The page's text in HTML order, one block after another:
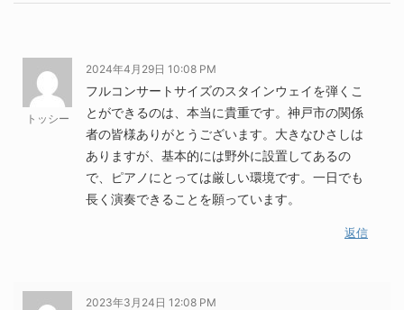
トッシー
2024年4月29日 10:08 PM
フルコンサートサイズのスタインウェイを弾くこ
とができるのは、本当に貴重です。神戸市の関係
者の皆様ありがとうございます。大きなひさしは
ありますが、基本的には野外に設置してあるの
で、ピアノにとっては厳しい環境です。一日でも
長く演奏できることを願っています。
返信
2023年3月24日 12:08 PM